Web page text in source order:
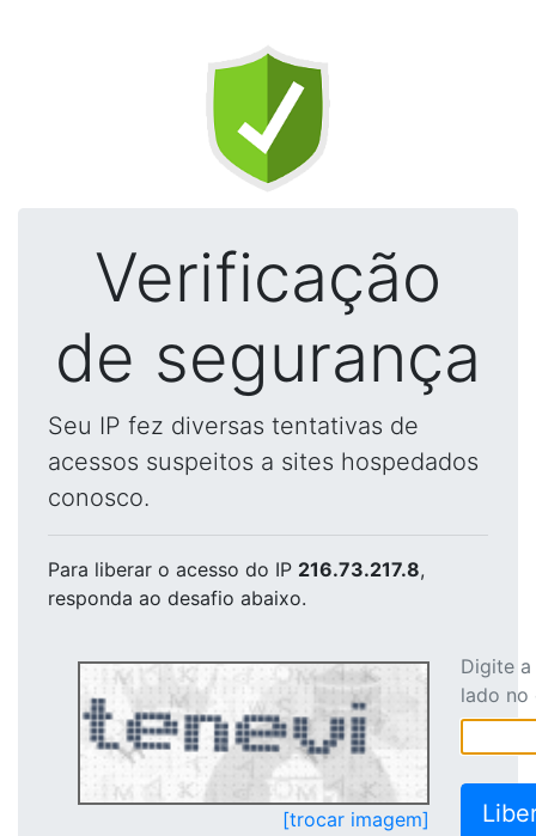
Verificação
de segurança
Seu IP fez diversas tentativas de
acessos suspeitos a sites hospedados
conosco.
Para liberar o acesso do IP 216.73.217.8,
responda ao desafio abaixo.
[trocar imagem]
Digite
lado no